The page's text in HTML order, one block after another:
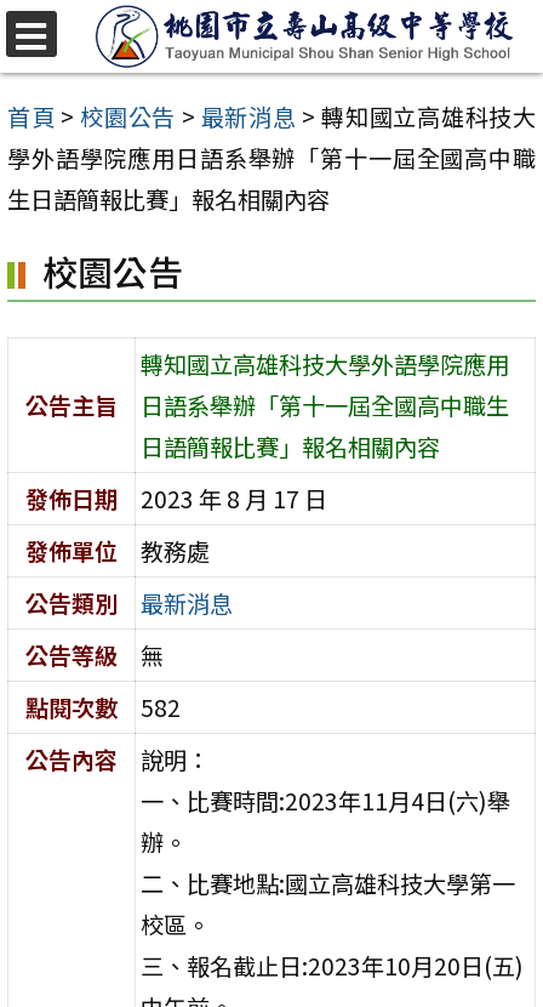
跳
至
主
要
內
區
首頁 > 校園公告 > 最新消息 > 轉知國立高雄科技大
學外語學院應用日語系舉辦「第十一屆全國高中職
生日語簡報比賽」報名相關內容
校園公告
公告主旨
轉知國立高雄科技大學外語學院應用
日語系舉辦「第十一屆全國高中職生
日語簡報比賽」報名相關內容
發佈日期
2023 年 8 月 17 日
發佈單位
教務處
公告類別
最新消息
公告等級
無
點閱次數
582
公告內容
說明：
一、比賽時間:2023年11月4日(六)舉
辦。
二、比賽地點:國立高雄科技大學第一
校區。
三、報名截止日:2023年10月20日(五)
選
單